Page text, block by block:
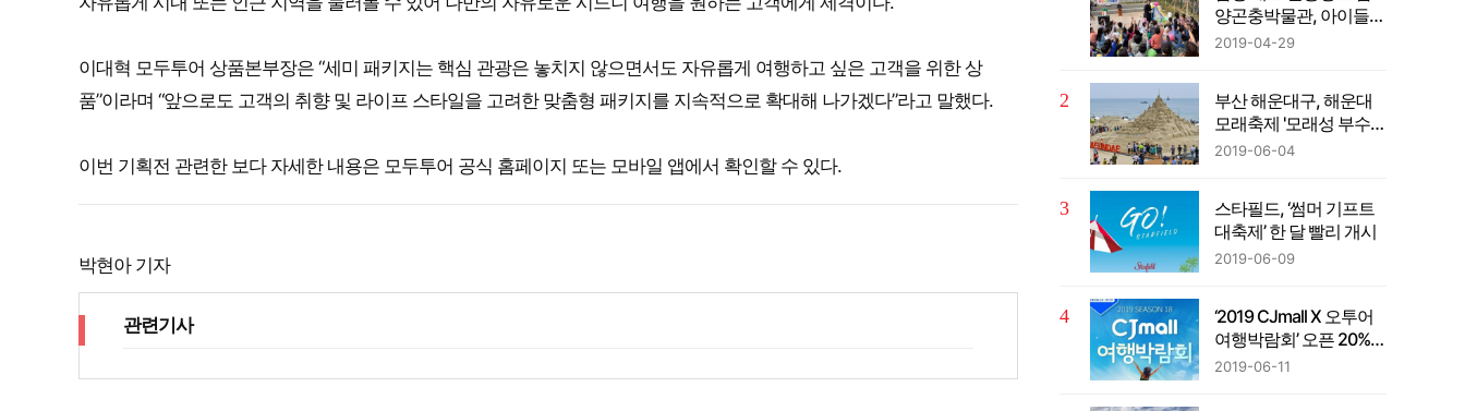
이대혁 모두투어 상품본부장은 “세미 패키지는 핵심 관광은 놓치지 않으면서도 자유롭게 여행하고 싶은 고객을 위한 상
품”이라며 “앞으로도 고객의 취향 및 라이프 스타일을 고려한 맞춤형 패키지를 지속적으로 확대해 나가겠다”라고 말했다.
이번 기획전 관련한 보다 자세한 내용은 모두투어 공식 홈페이지 또는 모바일 앱에서 확인할 수 있다.
박현아 기자
관련기사
양곤충박물관, 아이들
눈높이에 맞는 체험형
2019-04-29
부산 해운대구, 해운대
모래축제 '모래성 부수기
이벤트' 개최
2019-06-04
스타필드, ‘썸머 기프트
대축제’ 한 달 빨리 개시
2019-06-09
‘2019 CJmall X 오투어
여행박람회’ 오픈 20%…
할인
2019-06-11